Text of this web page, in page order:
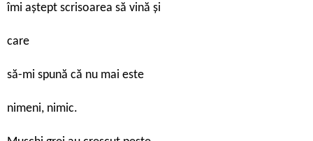
îmi aştept scrisoarea să vină şi
care
să-mi spună că nu mai este
nimeni, nimic.